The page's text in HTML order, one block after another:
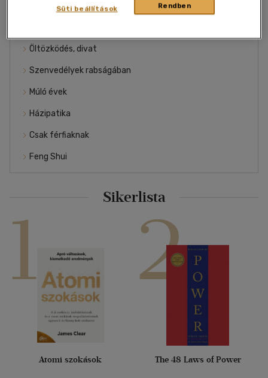
Csak nőknek
Öltözködés, divat
Szenvedélyek rabságában
Múló évek
Házipatika
Csak férfiaknak
Feng Shui
Sikerlista
1
Atomi szokások
2
The 48 Laws of Power
Rendben
Süti beállítások